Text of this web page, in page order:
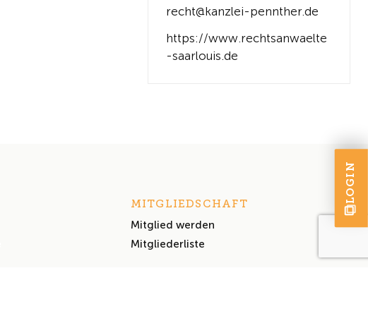
recht@kanzlei-pennther.de
https://www.rechtsanwaelte
-saarlouis.de
MITGLIEDSCHAFT
Mitglied werden
Mitgliederliste
LOGIN